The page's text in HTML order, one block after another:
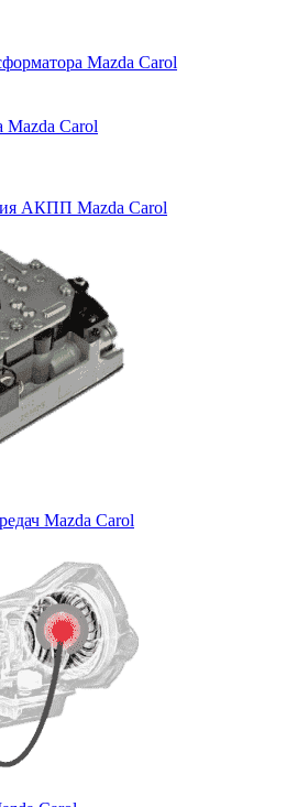
Mazda Carol
Mazda Carol
АКПП Mazda Carol
Mazda Carol